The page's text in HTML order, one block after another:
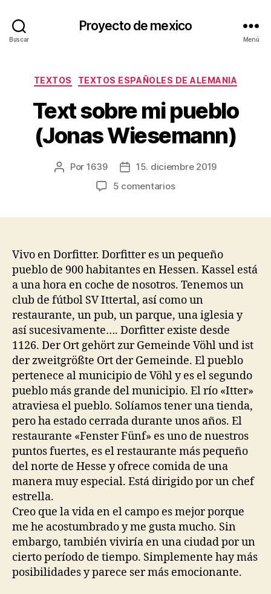
Buscar
Proyecto de mexico
Menú
Categorías
TEXTOS TEXTOS ESPAÑOLES DE ALEMANIA
Text sobre mi pueblo
(Jonas Wiesemann)
Autor
Por 1639
Fecha15. diciembre 2019
5 comentariosen
(Jonas
Wiesemann)
Vivo en Dorfitter. Dorfitter es un pequeño
pueblo de 900 habitantes en Hessen. Kassel está
a una hora en coche de nosotros. Tenemos un
club de fútbol SV Ittertal, así como un
restaurante, un pub, un parque, una iglesia y
así sucesivamente…. Dorfitter existe desde
1126. Der Ort gehört zur Gemeinde Vöhl und ist
der zweitgrößte Ort der Gemeinde. El pueblo
pertenece al municipio de Vöhl y es el segundo
pueblo más grande del municipio. El río «Itter»
atraviesa el pueblo. Solíamos tener una tienda,
pero ha estado cerrada durante unos años. El
restaurante «Fenster Fünf» es uno de nuestros
puntos fuertes, es el restaurante más pequeño
del norte de Hesse y ofrece comida de una
manera muy especial. Está dirigido por un chef
estrella.
Creo que la vida en el campo es mejor porque
me he acostumbrado y me gusta mucho. Sin
embargo, también viviría en una ciudad por un
cierto período de tiempo. Simplemente hay más
posibilidades y parece ser más emocionante.